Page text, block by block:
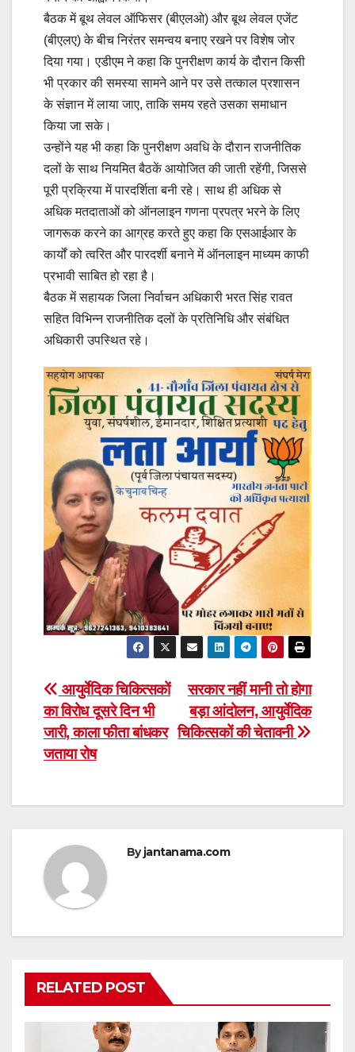
बैठक में बूथ लेवल ऑफिसर (बीएलओ) और बूथ लेवल एजेंट
(बीएलए) के बीच निरंतर समन्वय बनाए रखने पर विशेष जोर
दिया गया। एडीएम ने कहा कि पुनरीक्षण कार्य के दौरान किसी
भी प्रकार की समस्या सामने आने पर उसे तत्काल प्रशासन
के संज्ञान में लाया जाए, ताकि समय रहते उसका समाधान
किया जा सके।
उन्होंने यह भी कहा कि पुनरीक्षण अवधि के दौरान राजनीतिक
दलों के साथ नियमित बैठकें आयोजित की जाती रहेंगी, जिससे
पूरी प्रक्रिया में पारदर्शिता बनी रहे। साथ ही अधिक से
अधिक मतदाताओं को ऑनलाइन गणना प्रपत्र भरने के लिए
जागरूक करने का आग्रह करते हुए कहा कि एसआईआर के
कार्यों को त्वरित और पारदर्शी बनाने में ऑनलाइन माध्यम काफी
प्रभावी साबित हो रहा है।
बैठक में सहायक जिला निर्वाचन अधिकारी भरत सिंह रावत
सहित विभिन्न राजनीतिक दलों के प्रतिनिधि और संबंधित
अधिकारी उपस्थित रहे।
Post
navigation
सरकार नहीं मानी तो होगा
बड़ा आंदोलन, आयुर्वेदिक
चिकित्सकों की चेतावनी
आयुर्वेदिक चिकित्सकों
का विरोध दूसरे दिन भी
जारी, काला फीता बांधकर
जताया रोष
Byjantanama.com
RELATED POST